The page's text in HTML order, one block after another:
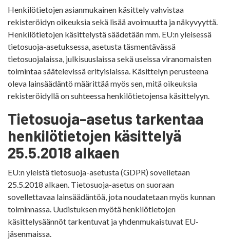
Henkilötietojen asianmukainen käsittely vahvistaa
rekisteröidyn oikeuksia sekä lisää avoimuutta ja näkyvyyttä.
Henkilötietojen käsittelystä säädetään mm. EU:n yleisessä
tietosuoja-asetuksessa, asetusta täsmentävässä
tietosuojalaissa, julkisuuslaissa sekä useissa viranomaisten
toimintaa säätelevissä erityislaissa. Käsittelyn perusteena
oleva lainsäädäntö määrittää myös sen, mitä oikeuksia
rekisteröidyllä on suhteessa henkilötietojensa käsittelyyn.
Tietosuoja-asetus tarkentaa
henkilötietojen käsittelyä
25.5.2018 alkaen
EU:n yleistä tietosuoja-asetusta (GDPR) sovelletaan
25.5.2018 alkaen. Tietosuoja-asetus on suoraan
sovellettavaa lainsäädäntöä, jota noudatetaan myös kunnan
toiminnassa. Uudistuksen myötä henkilötietojen
käsittelysäännöt tarkentuvat ja yhdenmukaistuvat EU-
jäsenmaissa.